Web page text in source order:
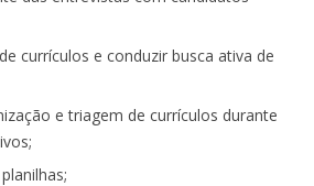
currículos e conduzir busca ativa de
e triagem de currículos durante